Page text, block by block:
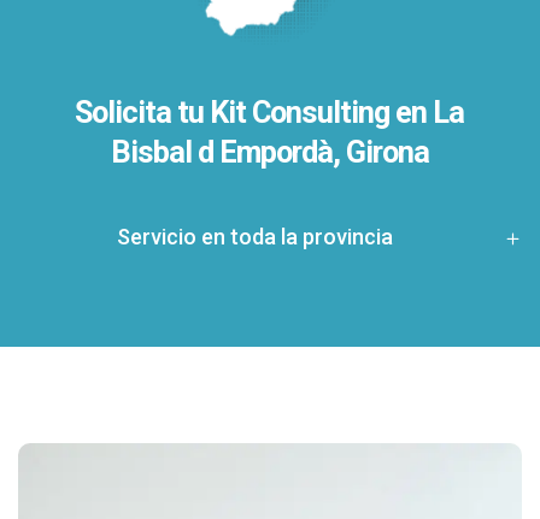
Solicita tu Kit Consulting en La
Bisbal d Empordà, Girona
Servicio en toda la provincia